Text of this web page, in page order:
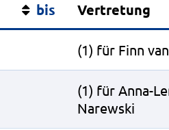
bis Vertretung
(1) für Finn
(1) für Anna-
Narewski